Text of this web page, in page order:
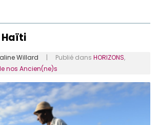
Haïti
Willard | Publié dans HORIZONS,
nos Ancien(ne)s